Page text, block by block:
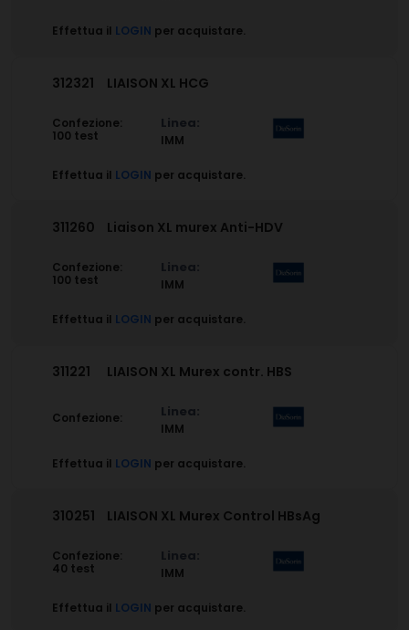
Effettua il LOGIN per acquistare.
312321 LIAISON XL HCG
Confezione:
100 test
Linea:
IMM
Effettua il LOGIN per acquistare.
311260 Liaison XL murex Anti-HDV
Confezione:
100 test
Linea:
IMM
Effettua il LOGIN per acquistare.
311221 LIAISON XL Murex contr. HBS
Confezione: Linea:
IMM
Effettua il LOGIN per acquistare.
310251 LIAISON XL Murex Control HBsAg
Confezione:
40 test
Linea:
IMM
Effettua il LOGIN per acquistare.